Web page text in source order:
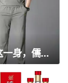
百元出头买一套！父亲节送爸爸这一身，儒雅有型还凉爽